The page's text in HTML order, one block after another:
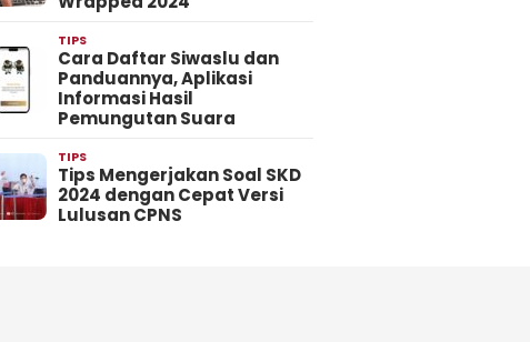
TIPS
Cara Daftar Siwaslu dan
Panduannya, Aplikasi
Informasi Hasil
Pemungutan Suara
TIPS
Tips Mengerjakan Soal SKD
2024 dengan Cepat Versi
Lulusan CPNS